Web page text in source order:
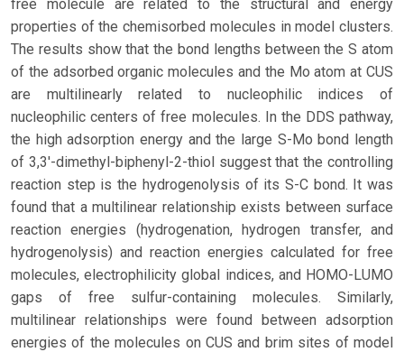
free molecule are related to the structural and energy
properties of the chemisorbed molecules in model clusters.
The results show that the bond lengths between the S atom
of the adsorbed organic molecules and the Mo atom at CUS
are multilinearly related to nucleophilic indices of
nucleophilic centers of free molecules. In the DDS pathway,
the high adsorption energy and the large S-Mo bond length
of 3,3'-dimethyl-biphenyl-2-thiol suggest that the controlling
reaction step is the hydrogenolysis of its S-C bond. It was
found that a multilinear relationship exists between surface
reaction energies (hydrogenation, hydrogen transfer, and
hydrogenolysis) and reaction energies calculated for free
molecules, electrophilicity global indices, and HOMO-LUMO
gaps of free sulfur-containing molecules. Similarly,
multilinear relationships were found between adsorption
energies of the molecules on CUS and brim sites of model